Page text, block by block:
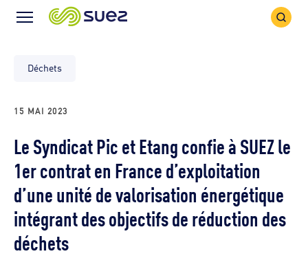
Icône
Icône
Déchets
15 MAI 2023
Le Syndicat Pic et Etang confie à SUEZ le
1er contrat en France d’exploitation
d’une unité de valorisation énergétique
intégrant des objectifs de réduction des
déchets